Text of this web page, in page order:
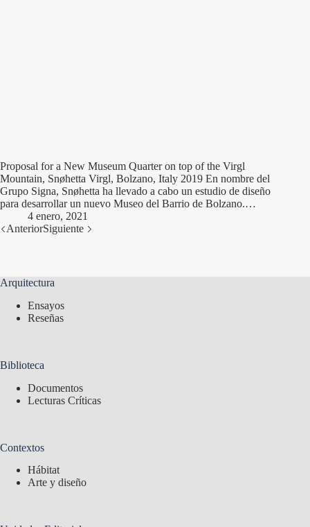
Proposal for a New Museum Quarter on top of the Virgl
Mountain, Snøhetta Virgl, Bolzano, Italy 2019 En nombre del
Grupo Signa, Snøhetta ha llevado a cabo un estudio de diseño
para desarrollar un nuevo Museo del Barrio de Bolzano.…
4 enero, 2021
AnteriorSiguiente
Arquitectura
Ensayos
Reseñas
Biblioteca
Documentos
Lecturas Críticas
Contextos
Hábitat
Arte y diseño